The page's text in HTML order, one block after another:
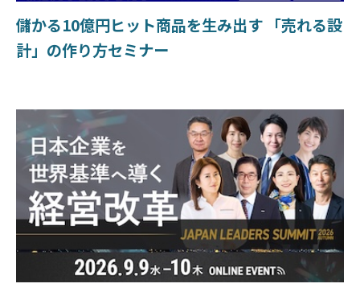
儲かる10億円ヒット商品を生み出す 「売れる設
計」の作り方セミナー